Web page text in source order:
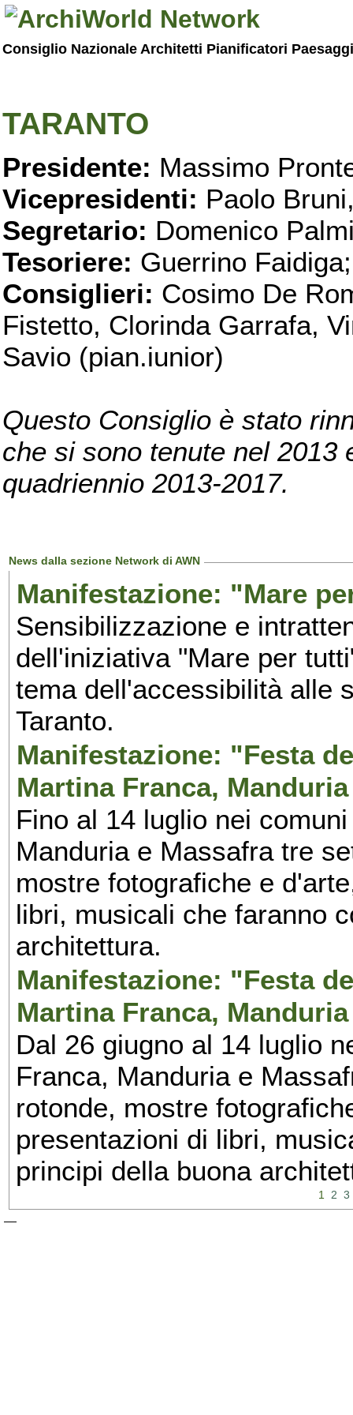
Consiglio Nazionale Architetti Pianificatori
TARANTO
Presidente: Massimo
Vicepresidenti: Paolo
Segretario: Domenico
Tesoriere: Guerrino Faidiga;
Consiglieri: Cosimo De
Fistetto, Clorinda Garrafa,
Savio (pian.iunior)
Questo Consiglio è stato
che si sono tenute nel 2013
quadriennio 2013-2017.
News dalla sezione Network di AWN
Manifestazione: "Mare
Sensibilizzazione e
dell'iniziativa "Mare per
tema dell'accessibilità alle
Taranto.
Manifestazione: "Festa
Martina Franca,
Fino al 14 luglio nei
Manduria e Massafra tre
mostre fotografiche e
libri, musicali che faranno
architettura.
Manifestazione: "Festa
Martina Franca,
Dal 26 giugno al 14 luglio
Franca, Manduria e
rotonde, mostre
presentazioni di libri,
principi della buona
1 2 3